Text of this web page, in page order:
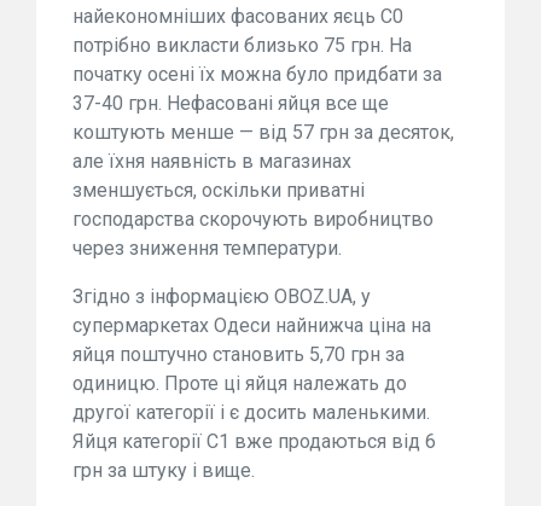
найекономніших фасованих яєць С0
потрібно викласти близько 75 грн. На
початку осені їх можна було придбати за
37-40 грн. Нефасовані яйця все ще
коштують менше — від 57 грн за десяток,
але їхня наявність в магазинах
зменшується, оскільки приватні
господарства скорочують виробництво
через зниження температури.
Згідно з інформацією OBOZ.UA, у
супермаркетах Одеси найнижча ціна на
яйця поштучно становить 5,70 грн за
одиницю. Проте ці яйця належать до
другої категорії і є досить маленькими.
Яйця категорії С1 вже продаються від 6
грн за штуку і вище.